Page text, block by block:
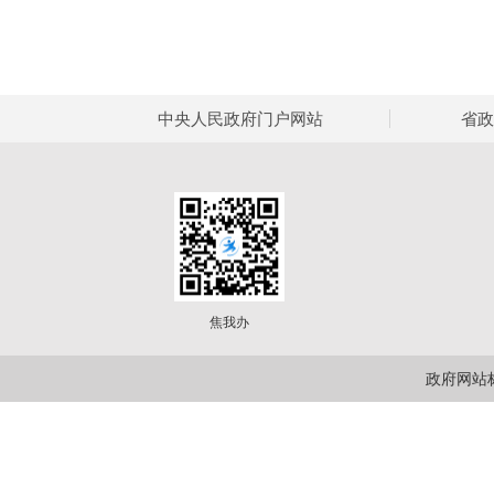
中央人民政府门户网站 省
焦我办
政府网站